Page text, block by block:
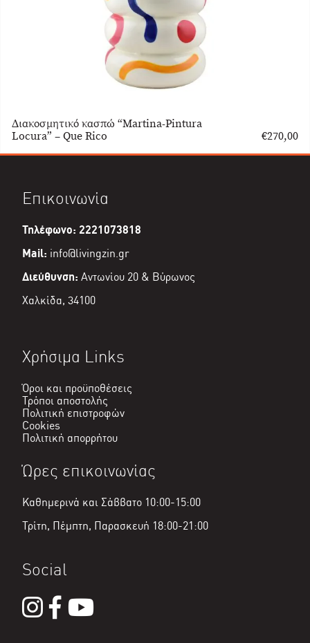
Διακοσμητικό κασπώ “Martina-Pintura
Locura” – Que Rico
€270,00
Επικοινωνία
Τηλέφωνο: 2221073818
Mail: info@livingzin.gr
Διεύθυνση: Αντωνίου 20 & Βύρωνος
Χαλκίδα, 34100
Χρήσιμα Links
Όροι και προϋποθέσεις
Τρόποι αποστολής
Πολιτική επιστροφών
Cookies
Πολιτική απορρήτου
Ώρες επικοινωνίας
Καθημερινά και Σάββατο 10:00-15:00
Τρίτη, Πέμπτη, Παρασκευή 18:00-21:00
Social